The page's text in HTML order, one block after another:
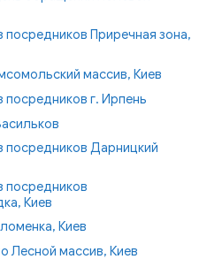
посредников Приречная зона,
массив, Киев
посредников г. Ирпень
посредников Дарницкий
посредников
Киев
Киев
Лесной массив, Киев